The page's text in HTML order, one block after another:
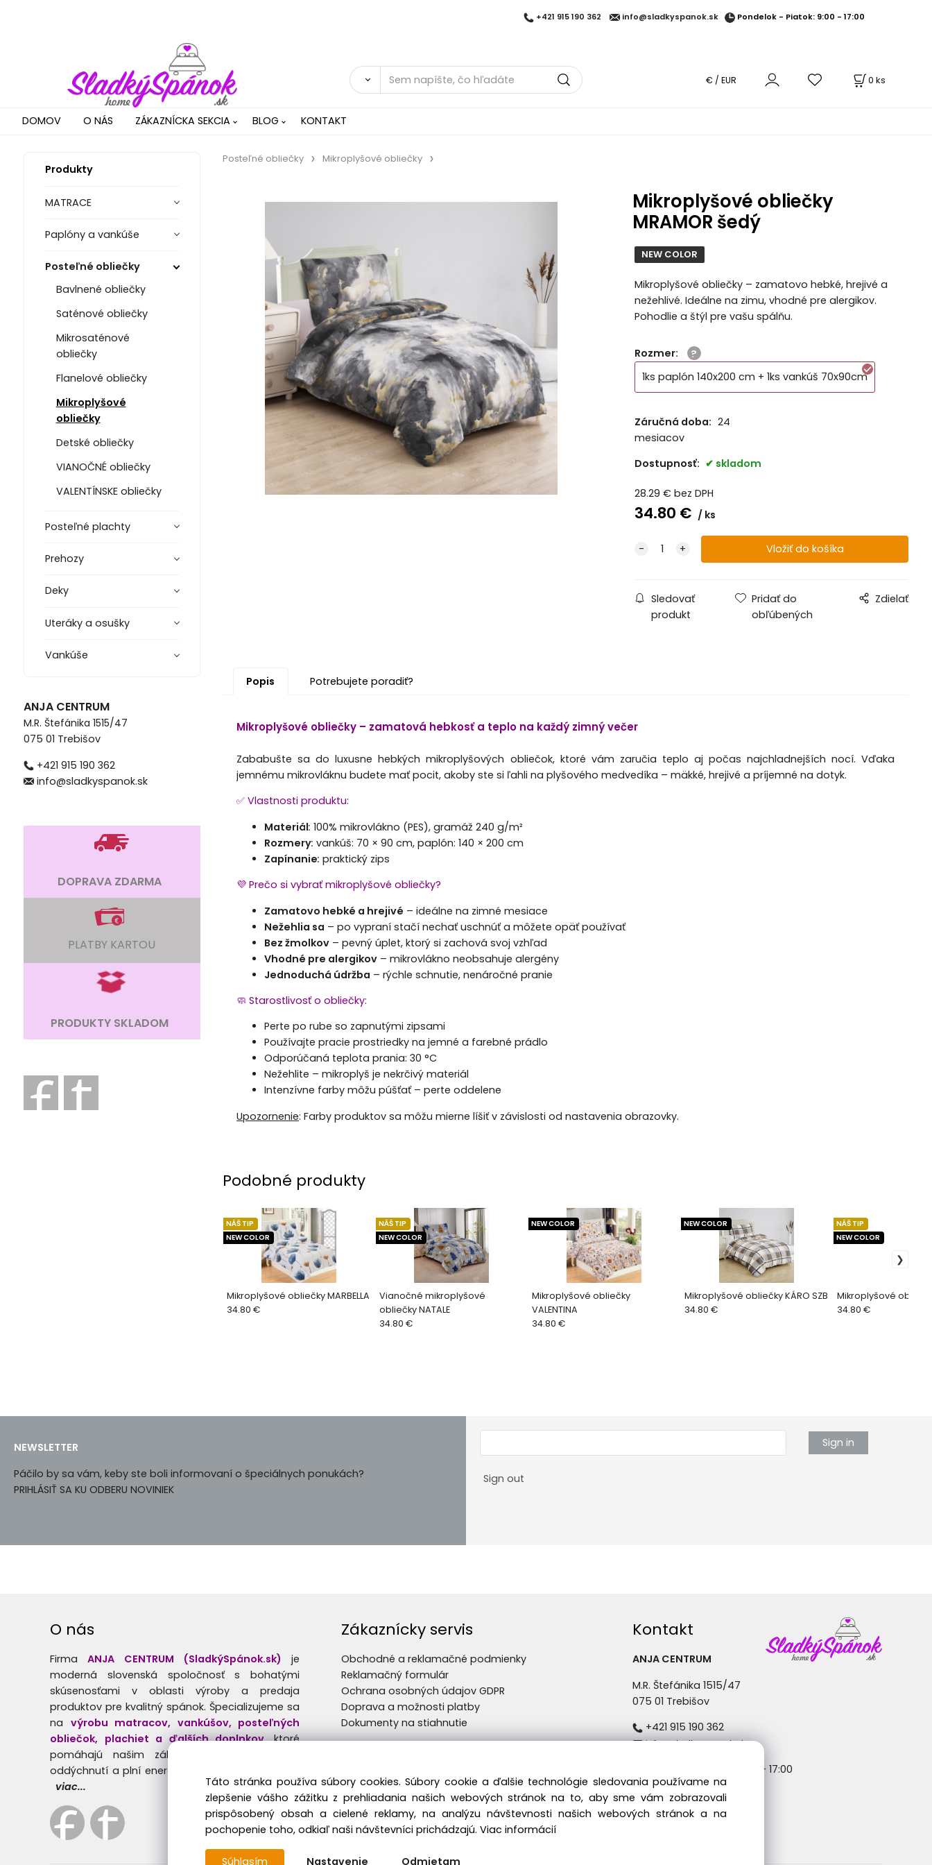
+421 915 190 362 info@sladkyspanok.sk Pondelok - Piatok: 9:00 - 17:00
0 ks
€ / EUR
DOMOV O NÁS ZÁKAZNÍCKA SEKCIA BLOG KONTAKT
Produkty
MATRACE
Paplóny a vankúše
Posteľné obliečky
Bavlnené obliečky
Saténové obliečky
Mikrosaténové
obliečky
Flanelové obliečky
Mikroplyšové
obliečky
Detské obliečky
VIANOČNÉ obliečky
VALENTÍNSKE obliečky
Posteľné plachty
Prehozy
Deky
Uteráky a osušky
Vankúše
ANJA CENTRUM
M.R. Štefánika 1515/47
075 01 Trebišov
+421 915 190 362
info@sladkyspanok.sk
DOPRAVA ZDARMA
PLATBY KARTOU
PRODUKTY SKLADOM
Posteľné obliečky Mikroplyšové obliečky
Mikroplyšové obliečky
MRAMOR šedý
NEW COLOR
Mikroplyšové obliečky – zamatovo hebké, hrejivé a
nežehlivé. Ideálne na zimu, vhodné pre alergikov.
Pohodlie a štýl pre vašu spálňu.
Rozmer:
1ks paplón 140x200 cm + 1ks vankúš 70x90cm
Záručná doba: 24
mesiacov
Dostupnosť:
skladom
28.29 € bez DPH
34.80 € ks
Sledovať
produkt
Pridať do
obľúbených
Zdielať
Popis Potrebujete poradiť?
Mikroplyšové obliečky – zamatová hebkosť a teplo na každý zimný večer
Zababušte sa do luxusne hebkých mikroplyšových obliečok, ktoré vám zaručia teplo aj počas najchladnejších nocí. Vďaka
jemnému mikrovláknu budete mať pocit, akoby ste si ľahli na plyšového medvedíka – mäkké, hrejivé a príjemné na dotyk.
✅ Vlastnosti produktu:
Materiál: 100% mikrovlákno (PES), gramáž 240 g/m²
Rozmery: vankúš: 70 × 90 cm, paplón: 140 × 200 cm
Zapínanie: praktický zips
💜 Prečo si vybrať mikroplyšové obliečky?
Zamatovo hebké a hrejivé – ideálne na zimné mesiace
Nežehlia sa – po vypraní stačí nechať uschnúť a môžete opäť používať
Bez žmolkov– pevný úplet, ktorý si zachová svoj vzhľad
Vhodné pre alergikov– mikrovlákno neobsahuje alergény
Jednoduchá údržba – rýchle schnutie, nenáročné pranie
🧼 Starostlivosť o obliečky:
Perte po rube so zapnutými zipsami
Používajte pracie prostriedky na jemné a farebné prádlo
Odporúčaná teplota prania: 30 °C
Nežehlite – mikroplyš je nekrčivý materiál
Intenzívne farby môžu púšťať – perte oddelene
Upozornenie: Farby produktov sa môžu mierne líšiť v závislosti od nastavenia obrazovky.
Podobné produkty
Mikroplyšové obliečky MARBELLA
NÁŠ TIP
NEW COLOR
34.80 €
Vianočné mikroplyšové
obliečky NATALE
NÁŠ TIP
NEW COLOR
34.80 €
Mikroplyšové obliečky
VALENTINA
NEW COLOR
34.80 €
Mikroplyšové obliečky KÁRO SZB
NEW COLOR
34.80 €
Mikroplyšové
NÁŠ TIP
NEW COLOR
34.80 €
NEWSLETTER
Páčilo by sa vám, keby ste boli informovaní o špeciálnych ponukách?
PRIHLÁSIŤ SA KU ODBERU NOVINIEK
Sign in
Sign out
O nás
FirmaANJA CENTRUM (SladkýSpánok.sk) je
moderná slovenská spoločnosť s bohatými
skúsenosťami v oblasti výroby a predaja
produktov pre kvalitný spánok. Špecializujeme sa
na výrobu matracov, vankúšov, posteľných
obliečok, plachiet a ďalších doplnkov, ktoré
pomáhajú našim zákazníkom prebúdzať sa
oddýchnutí a plní energie.
viac...
Zákaznícky servis
Obchodné a reklamačné podmienky
Reklamačný formulár
Ochrana osobných údajov GDPR
Doprava a možnosti platby
Dokumenty na stiahnutie
Kontakt
ANJA CENTRUM
M.R. Štefánika 1515/47
075 01 Trebišov
+421 915 190 362
info@sladkyspanok.sk
Pondelok - Piatok: 8:30 - 17:00
Táto stránka používa súbory cookies. Súbory cookie a ďalšie technológie sledovania používame na
zlepšenie vášho zážitku z prehliadania našich webových stránok na to, aby sme vám zobrazovali
prispôsobený obsah a cielené reklamy, na analýzu návštevnosti našich webových stránok a na
pochopenie toho, odkiaľ naši návštevníci prichádzajú. Viac informácií
Súhlasím Nastavenie Odmietam